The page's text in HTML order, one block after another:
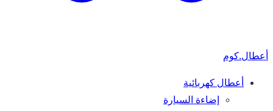
أعطال.كوم
أعطال كهربائية
إضاءة السيارة